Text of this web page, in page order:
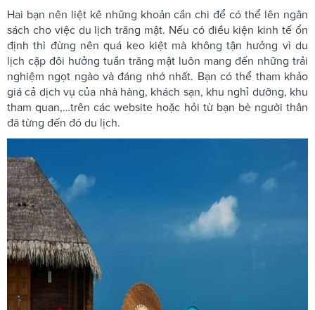
Hai bạn nên liệt kê những khoản cần chi để có thể lên ngân
sách cho việc du lịch trăng mật. Nếu có điều kiện kinh tế ổn
định thì đừng nên quá keo kiệt mà không tận hưởng vì du
lịch cặp đôi hưởng tuần trăng mật luôn mang đến những trải
nghiệm ngọt ngào và đáng nhớ nhất. Bạn có thể tham khảo
giá cả dịch vụ của nhà hàng, khách sạn, khu nghỉ dưỡng, khu
tham quan,…trên các website hoặc hỏi từ bạn bè người thân
đã từng đến đó du lịch.